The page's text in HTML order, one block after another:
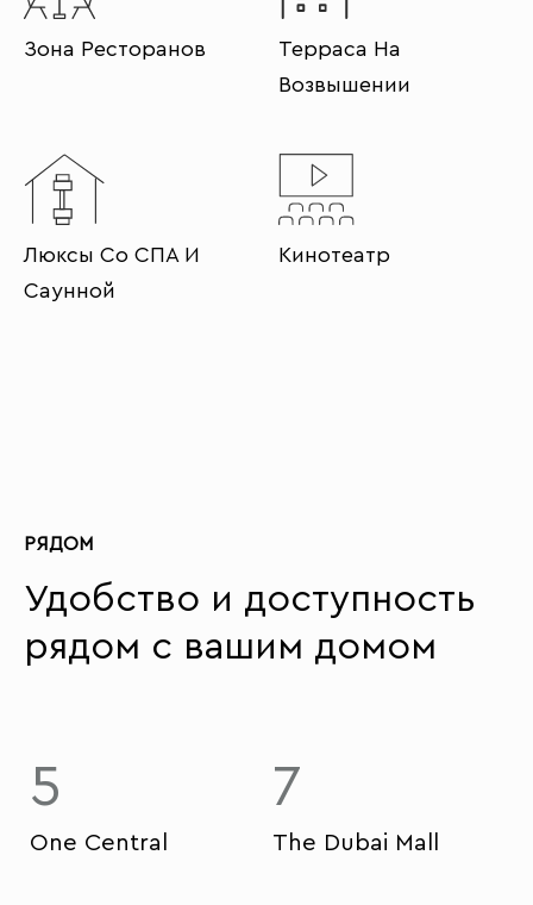
Зона Ресторанов
Терраса На
Возвышении
Люксы Со СПА И
Саунной
Кинотеатр
РЯДОМ
Удобство и доступность
рядом с вашим домом
5
One Central
7
The Dubai Mall